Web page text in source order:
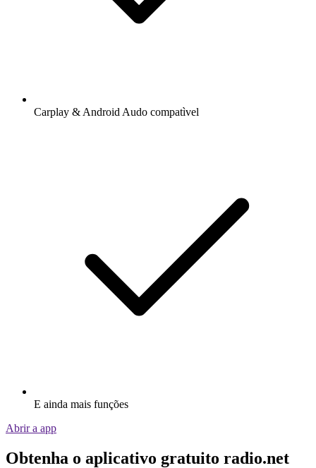
Carplay & Android Audo compatìvel
E ainda mais funções
Abrir a app
Obtenha o aplicativo gratuito radio.net